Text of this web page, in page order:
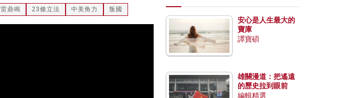
雷鼎鳴 23條立法 中美角力 叛國
安心是人生最大的
寶庫
譚寶碩
雄關漫道：把遙遠
的歷史拉到眼前
編輯精選